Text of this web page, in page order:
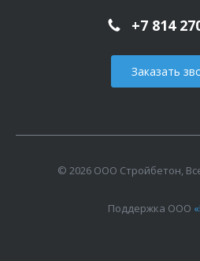
+7 814
Заказать
© 2026 ООО Стройбетон,
Поддержка ООО